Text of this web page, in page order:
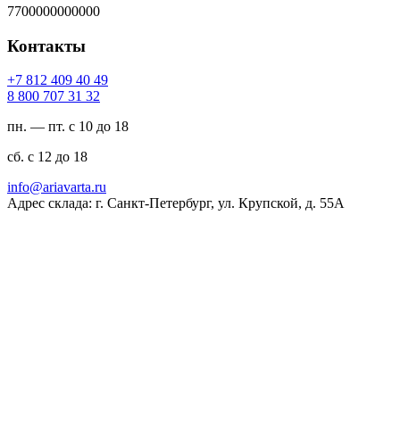
7700000000000
Контакты
94 04 904 218 7+
23 13 707 008 8
пн. — пт. с 10 до 18
сб. с 12 до 18
ur.atravaira@ofni
Адрес склада: г. Санкт-Петербург, ул. Крупской, д. 55А